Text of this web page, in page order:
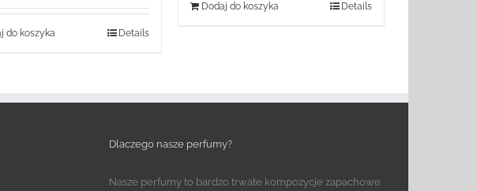
119,99 zł.
59,99 zł.
do koszyka Details
Dodaj do koszyka Details
Dlaczego nasze perfumy?
Nasze perfumy to bardzo trwałe kompozycje zapachowe